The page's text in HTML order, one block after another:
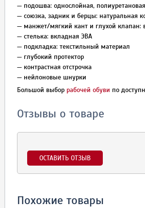
— подошва: однослойная,
— союзка, задник и берцы: натуральная
— манжет/мягкий кант и глухой клапан:
— стелька: вкладная ЭВА
— подкладка: текстильный материал
— глубокий протектор
— контрастная отстрочка
— нейлоновые шнурки
Большой выбор рабочей обуви по
Отзывы о товаре
ОСТАВИТЬ ОТЗЫВ
Похожие товары